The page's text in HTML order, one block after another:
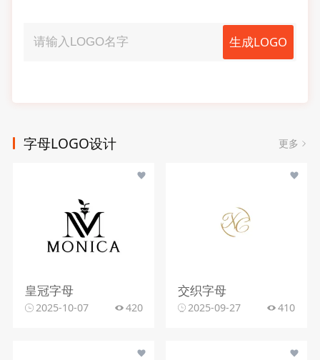
生成LOGO
字母LOGO设计 更多
皇冠字母
2025-10-07 420
交织字母
2025-09-27 410